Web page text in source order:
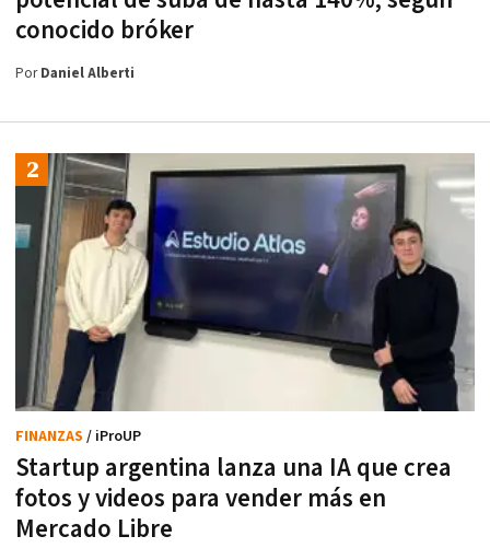
conocido bróker
PorDaniel Alberti
Startup argentina lanza una IA que crea
fotos y videos para vender más en
Mercado Libre
FINANZAS / iProUP